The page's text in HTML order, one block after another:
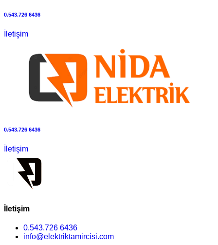
0.543.726 6436
İletişim
0.543.726 6436
İletişim
İletişim
0.543.726 6436
info@elektriktamircisi.com